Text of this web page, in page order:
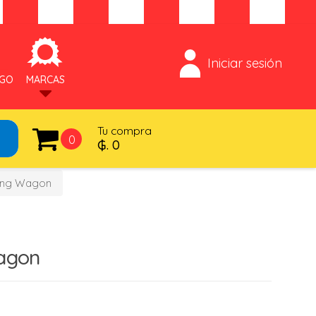
MARCAS
Iniciar sesión
0
Tu compra
₲. 0
Wagon